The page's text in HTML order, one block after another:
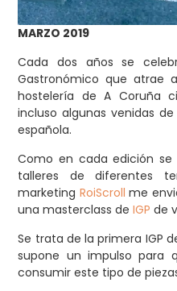
MARZO 2019
Cada dos años se
Gastronómico que atrae
hostelería de A Coruña
incluso algunas venidas
española.
Como en cada edición
talleres de diferentes
marketing RoiScroll me
una masterclass deIGP de
Se trata de la primera IGP
supone un impulso para
consumir este tipo de